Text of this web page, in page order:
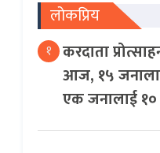
लोकप्रिय
१ करदाता
आज, १५
एक जनालाई